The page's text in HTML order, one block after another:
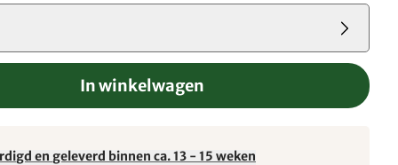
In winkelwagen
en geleverd binnen ca. 13 - 15 weken